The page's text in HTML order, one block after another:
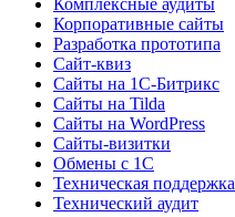
Корпоративные сайты
Разработка прототипа
Сайт-квиз
Сайты на 1С-Битрикс
Сайты на Tilda
Сайты на WordPress
Сайты-визитки
Обмены с 1С
Техническая поддержка
Технический аудит